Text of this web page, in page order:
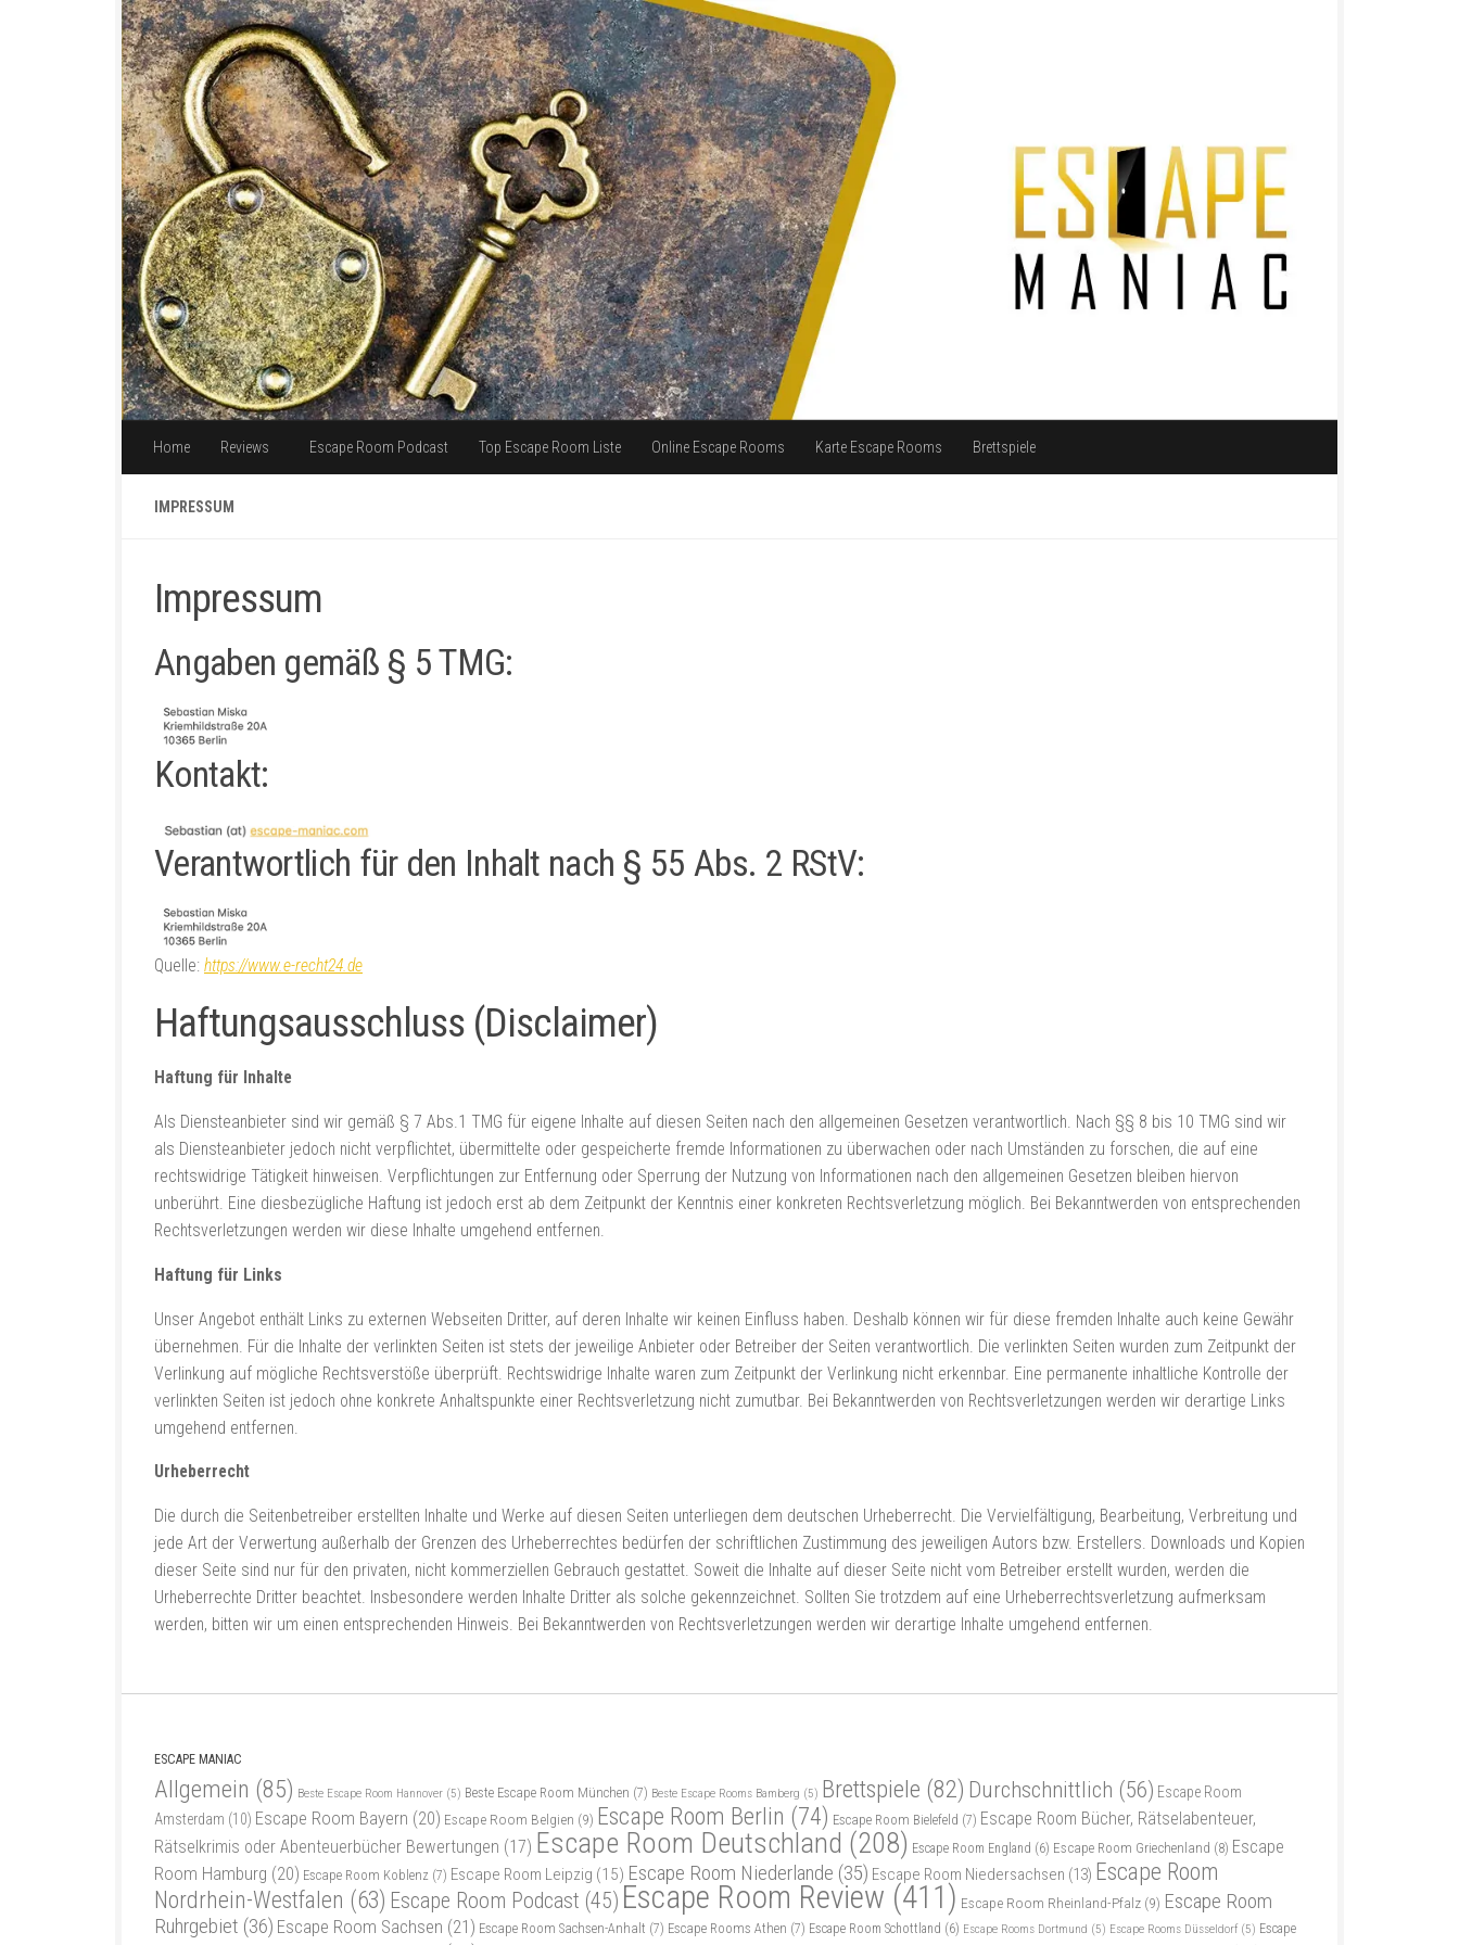
Unter dem Inhalt
Home Reviews Escape Room Podcast Top Escape Room Liste Online Escape Rooms Karte Escape Rooms Brettspiele
IMPRESSUM
Impressum
Angaben gemäß § 5 TMG:
Kontakt:
Verantwortlich für den Inhalt nach § 55 Abs. 2 RStV:
Quelle: https://www.e-recht24.de
Haftungsausschluss (Disclaimer)
Haftung für Inhalte
Als Diensteanbieter sind wir gemäß § 7 Abs.1 TMG für eigene Inhalte auf diesen Seiten nach den allgemeinen Gesetzen verantwortlich. Nach §§ 8 bis 10 TMG sind wir
als Diensteanbieter jedoch nicht verpflichtet, übermittelte oder gespeicherte fremde Informationen zu überwachen oder nach Umständen zu forschen, die auf eine
rechtswidrige Tätigkeit hinweisen. Verpflichtungen zur Entfernung oder Sperrung der Nutzung von Informationen nach den allgemeinen Gesetzen bleiben hiervon
unberührt. Eine diesbezügliche Haftung ist jedoch erst ab dem Zeitpunkt der Kenntnis einer konkreten Rechtsverletzung möglich. Bei Bekanntwerden von entsprechenden
Rechtsverletzungen werden wir diese Inhalte umgehend entfernen.
Haftung für Links
Unser Angebot enthält Links zu externen Webseiten Dritter, auf deren Inhalte wir keinen Einfluss haben. Deshalb können wir für diese fremden Inhalte auch keine Gewähr
übernehmen. Für die Inhalte der verlinkten Seiten ist stets der jeweilige Anbieter oder Betreiber der Seiten verantwortlich. Die verlinkten Seiten wurden zum Zeitpunkt der
Verlinkung auf mögliche Rechtsverstöße überprüft. Rechtswidrige Inhalte waren zum Zeitpunkt der Verlinkung nicht erkennbar. Eine permanente inhaltliche Kontrolle der
verlinkten Seiten ist jedoch ohne konkrete Anhaltspunkte einer Rechtsverletzung nicht zumutbar. Bei Bekanntwerden von Rechtsverletzungen werden wir derartige Links
umgehend entfernen.
Urheberrecht
Die durch die Seitenbetreiber erstellten Inhalte und Werke auf diesen Seiten unterliegen dem deutschen Urheberrecht. Die Vervielfältigung, Bearbeitung, Verbreitung und
jede Art der Verwertung außerhalb der Grenzen des Urheberrechtes bedürfen der schriftlichen Zustimmung des jeweiligen Autors bzw. Erstellers. Downloads und Kopien
dieser Seite sind nur für den privaten, nicht kommerziellen Gebrauch gestattet. Soweit die Inhalte auf dieser Seite nicht vom Betreiber erstellt wurden, werden die
Urheberrechte Dritter beachtet. Insbesondere werden Inhalte Dritter als solche gekennzeichnet. Sollten Sie trotzdem auf eine Urheberrechtsverletzung aufmerksam
werden, bitten wir um einen entsprechenden Hinweis. Bei Bekanntwerden von Rechtsverletzungen werden wir derartige Inhalte umgehend entfernen.
ESCAPE MANIAC
Allgemein (85) Beste Escape Room Hannover (5) Beste Escape Room München (7) Beste Escape Rooms Bamberg (5) Brettspiele (82) Durchschnittlich (56) Escape Room
Amsterdam (10) Escape Room Bayern (20) Escape Room Belgien (9) Escape Room Berlin (74) Escape Room Bielefeld (7) Escape Room Bücher, Rätselabenteuer,
Rätselkrimis oder Abenteuerbücher Bewertungen (17) Escape Room Deutschland (208) Escape Room England (6) Escape Room Griechenland (8) Escape
Room Hamburg (20) Escape Room Koblenz (7) Escape Room Leipzig (15) Escape Room Niederlande (35) Escape Room Niedersachsen (13) Escape Room
Nordrhein-Westfalen (63) Escape Room Podcast (45) Escape Room Review (411) Escape Room Rheinland-Pfalz (9) Escape Room
Ruhrgebiet (36) Escape Room Sachsen (21) Escape Room Sachsen-Anhalt (7) Escape Rooms Athen (7) Escape Room Schottland (6) Escape Rooms Dortmund (5) Escape Rooms Düsseldorf (5) Escape